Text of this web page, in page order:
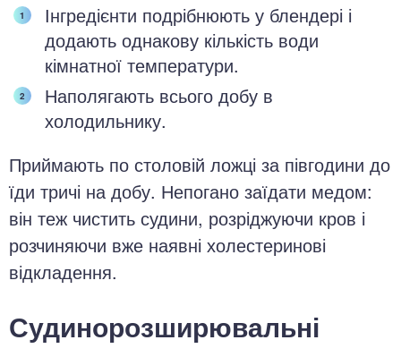
Інгредієнти подрібнюють у блендері і
додають однакову кількість води
кімнатної температури.
Наполягають всього добу в
холодильнику.
Приймають по столовій ложці за півгодини до
їди тричі на добу. Непогано заїдати медом:
він теж чистить судини, розріджуючи кров і
розчиняючи вже наявні холестеринові
відкладення.
Судинорозширювальні